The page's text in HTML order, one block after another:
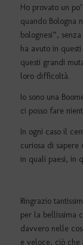
Ho provato un
quando Bologna
bolognesi”,
ha avuto in
questi grandi
loro difficoltà.
Io sono una
ci posso fare
In ogni caso il
curiosa di
in quali paesi, in
Ringrazio
per la bellissima
davvero nelle
e veloce, ciò